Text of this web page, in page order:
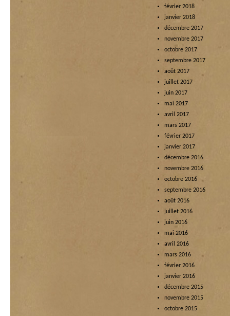
février 2018
janvier 2018
décembre 2017
novembre 2017
octobre 2017
septembre 2017
août 2017
juillet 2017
juin 2017
mai 2017
avril 2017
mars 2017
février 2017
janvier 2017
décembre 2016
novembre 2016
octobre 2016
septembre 2016
août 2016
juillet 2016
juin 2016
mai 2016
avril 2016
mars 2016
février 2016
janvier 2016
décembre 2015
novembre 2015
octobre 2015